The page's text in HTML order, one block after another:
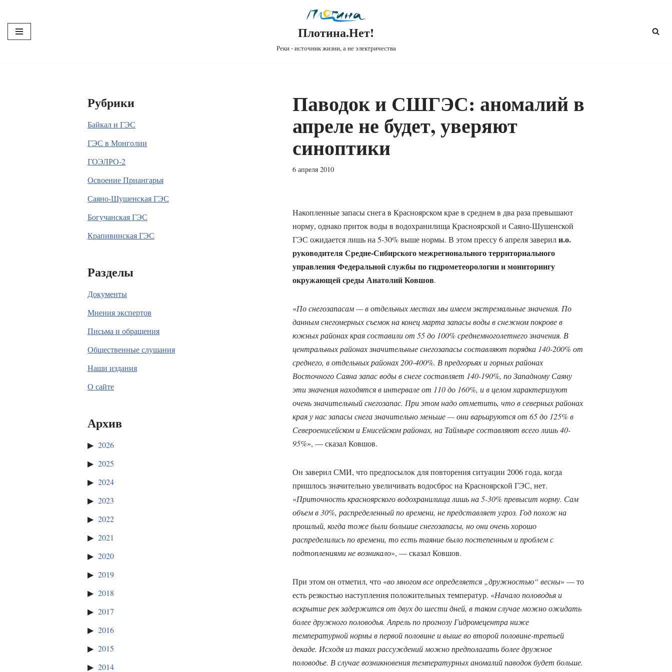
Перейти
к
Плотина.Нет!
Реки - источник жизни, а не электричества
Рубрики
Байкал и ГЭС
ГЭС в Монголии
ГОЭЛРО-2
Освоение Приангарья
Саяно-Шушенская ГЭС
Богучанская ГЭС
Крапивинская ГЭС
Разделы
Документы
Мнения экспертов
Письма и обращения
Общественные слушания
Наши издания
О сайте
Архив
2026
2025
2024
2023
2022
2021
2020
2019
2018
2017
2016
2015
2014
Паводок и СШГЭС: аномалий в
апреле не будет, уверяют
синоптики
6 апреля 2010
Накопленные запасы снега в Красноярском крае в среднем в два раза превышают
норму, однако приток воды в водохранилища Красноярской и Саяно-Шушенской
ГЭС ожидается лишь на 5-30% выше нормы. В этом прессу 6 апреля заверили.о.
руководителя Средне-Сибирского межрегионального территориального
управления Федеральной службы по гидрометеорологии и мониторингу
окружающей среды Анатолий Ковшов.
«По снегозапасам — в отдельных местах мы имеем экстремальные значения. По
данным снегомерных съемок на конец марта запасы воды в снежном покрове в
южных районах края составили от 55 до 100% среднемноголетнего значения. В
центральных районах значительные снегозапасы составляют порядка 140-200% от
среднего, в отдельных районах 200-400%. В предгорьях и горных районах
Восточного Саяна запас воды в снеге составляет 140-190%, по Западному Саяну
эти значения находятся в интервале от 110 до 160%, и в целом характеризуют
очень значительный снегозапас. При этом надо отметить, что в северных районах
края у нас запасы снега значительно меньше — они варьируются от 65 до 125% в
Североенисейском и Енисейском районах, на Таймыре составляют всего лишь 40-
95%», — сказал Ковшов.
Он заверил СМИ, что предпосылок для повторения ситуации 2006 года, когда
пришлось значительно увеличивать водосброс на Красноярской ГЭС, нет.
«Приточность красноярского водохранилища лишь на 5-30% превысит норму. Сам
объем в 30%, распределенный по времени, не представляет угроз. Год похож на
прошлый, когда тоже были большие снегозапасы, но они очень хорошо
распределились по времени, то есть таяние было постепенным и проблем с
подтоплениями не возникало», — сказал Ковшов.
При этом он отметил, что «во многом все определяется „дружностью“ весны» — то
есть резкостью наступления положительных температур. «Начало половодья и
вскрытие рек задержится от двух до шести дней, в таком случае можно ожидать
более дружного половодья. Апрель по прогнозу Гидромецентра ниже
температурной нормы в первой половине и выше во второй половине-третьей
декаде. Исходя из таких рассуждений можно предполагать более дружное
половодье. В случае возникновения температурных аномалий паводок будет больше.